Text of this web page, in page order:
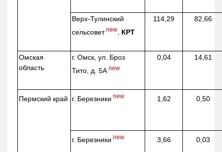
Верх-Тулинский
сельсовет new КРТ
114,29 82,66
Омская
область
г. Омск, ул. Броз
Тито, д. 5А new
0,04 14,61
Пермский край г. Березники new 1,62 0,50
г. Березники new 3,66 0,03